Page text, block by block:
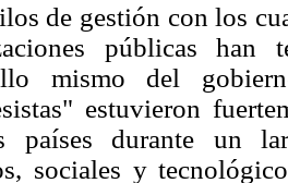
de gestión con los
públicas
mismo del
estuvieron
países durante un
sociales y